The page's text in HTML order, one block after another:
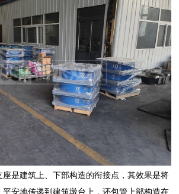
座是建筑上、下部构造的衔接点，其效果是将
平安地传递到建筑墩台上，还包管上部构造在